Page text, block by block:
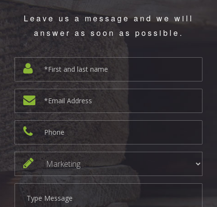
Leave us a message and we will
answer as soon as possible.